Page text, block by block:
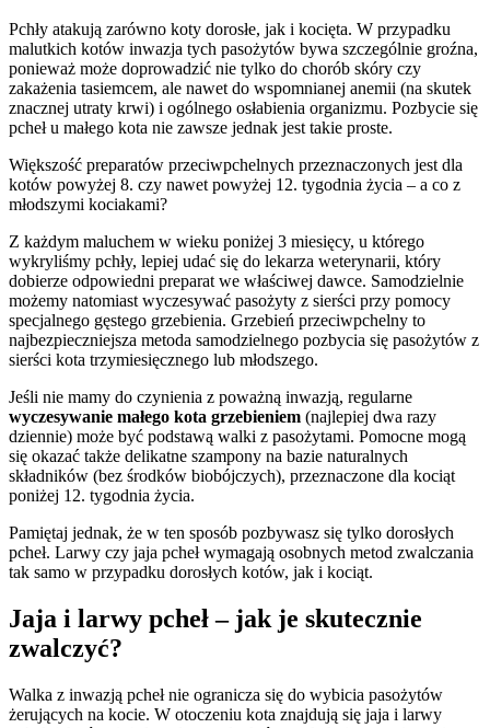
Pchły atakują zarówno koty dorosłe, jak i kocięta. W przypadku
malutkich kotów inwazja tych pasożytów bywa szczególnie groźna,
ponieważ może doprowadzić nie tylko do chorób skóry czy
zakażenia tasiemcem, ale nawet do wspomnianej anemii (na skutek
znacznej utraty krwi) i ogólnego osłabienia organizmu. Pozbycie się
pcheł u małego kota nie zawsze jednak jest takie proste.
Większość preparatów przeciwpchelnych przeznaczonych jest dla
kotów powyżej 8. czy nawet powyżej 12. tygodnia życia – a co z
młodszymi kociakami?
Z każdym maluchem w wieku poniżej 3 miesięcy, u którego
wykryliśmy pchły, lepiej udać się do lekarza weterynarii, który
dobierze odpowiedni preparat we właściwej dawce. Samodzielnie
możemy natomiast wyczesywać pasożyty z sierści przy pomocy
specjalnego gęstego grzebienia. Grzebień przeciwpchelny to
najbezpieczniejsza metoda samodzielnego pozbycia się pasożytów z
sierści kota trzymiesięcznego lub młodszego.
Jeśli nie mamy do czynienia z poważną inwazją, regularne
wyczesywanie małego kota grzebieniem (najlepiej dwa razy
dziennie) może być podstawą walki z pasożytami. Pomocne mogą
się okazać także delikatne szampony na bazie naturalnych
składników (bez środków biobójczych), przeznaczone dla kociąt
poniżej 12. tygodnia życia.
Pamiętaj jednak, że w ten sposób pozbywasz się tylko dorosłych
pcheł. Larwy czy jaja pcheł wymagają osobnych metod zwalczania
tak samo w przypadku dorosłych kotów, jak i kociąt.
Jaja i larwy pcheł – jak je skutecznie
zwalczyć?
Walka z inwazją pcheł nie ogranicza się do wybicia pasożytów
żerujących na kocie. W otoczeniu kota znajdują się jaja i larwy